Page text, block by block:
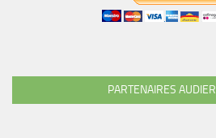
PARTENAIRES